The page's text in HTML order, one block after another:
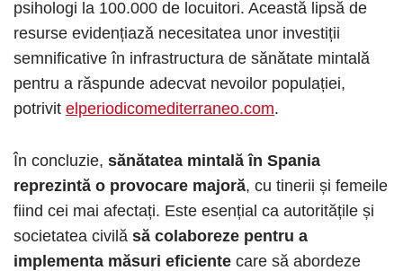
psihologi la 100.000 de locuitori. Această lipsă de
resurse evidențiază necesitatea unor investiții
semnificative în infrastructura de sănătate mintală
pentru a răspunde adecvat nevoilor populației,
potrivit elperiodicomediterraneo.com.​
În concluzie, sănătatea mintală în Spania
reprezintă o provocare majoră, cu tinerii și femeile
fiind cei mai afectați. Este esențial ca autoritățile și
societatea civilă să colaboreze pentru a
implementa măsuri eficiente care să abordeze